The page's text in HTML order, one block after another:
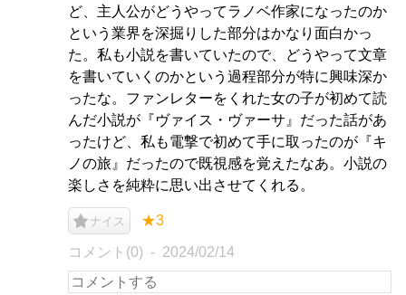
ど、主人公がどうやってラノベ作家になったのか
という業界を深掘りした部分はかなり面白かっ
た。私も小説を書いていたので、どうやって文章
を書いていくのかという過程部分が特に興味深か
ったな。ファンレターをくれた女の子が初めて読
んだ小説が『ヴァイス・ヴァーサ』だった話があ
ったけど、私も電撃で初めて手に取ったのが『キ
ノの旅』だったので既視感を覚えたなあ。小説の
楽しさを純粋に思い出させてくれる。
ナイス ★3
コメント(0) 2024/02/14